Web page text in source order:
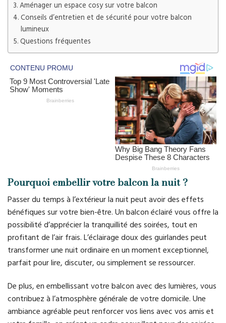
Aménager un espace cosy sur votre balcon
Conseils d’entretien et de sécurité pour votre balcon
lumineux
Questions fréquentes
Pourquoi embellir votre balcon la nuit ?
Passer du temps à l’extérieur la nuit peut avoir des effets
bénéfiques sur votre bien-être. Un balcon éclairé vous offre la
possibilité d’apprécier la tranquillité des soirées, tout en
profitant de l’air frais. L’éclairage doux des guirlandes peut
transformer une nuit ordinaire en un moment exceptionnel,
parfait pour lire, discuter, ou simplement se ressourcer.
De plus, en embellissant votre balcon avec des lumières, vous
contribuez à l’atmosphère générale de votre domicile. Une
ambiance agréable peut renforcer vos liens avec vos amis et